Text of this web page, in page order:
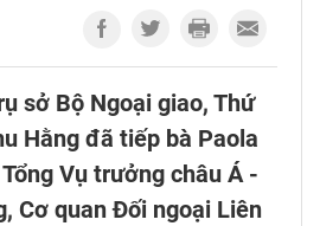
sở Bộ Ngoại giao, Thứ
Hằng đã tiếp bà Paola
Vụ trưởng châu Á -
Cơ quan Đối ngoại Liên